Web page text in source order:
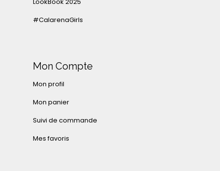
#CalarenaGirls
Mon Compte
Mon profil
Mon panier
Suivi de commande
Mes favoris